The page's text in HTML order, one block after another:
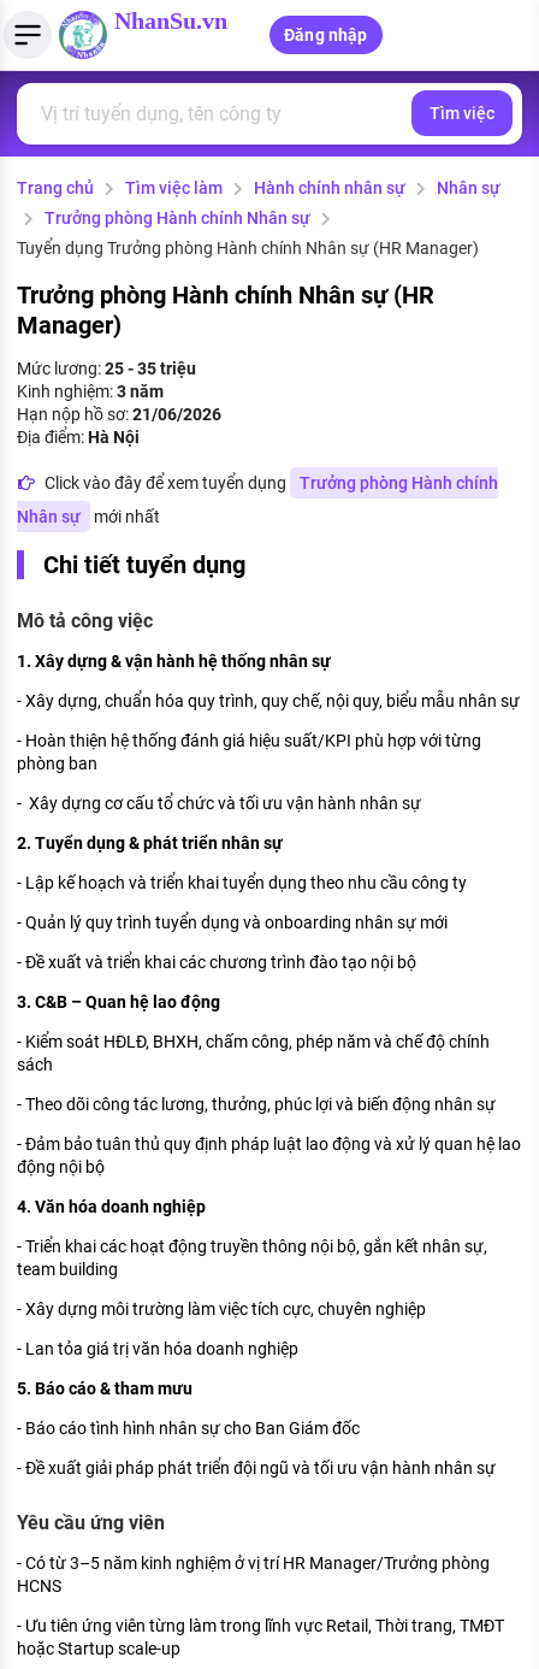
NhanSu.vn
Đăng nhập
Tìm việc làm
Việc làm ngành luật
Việc làm lương cao
Việc làm tốt nhất
CÔNG TY
Danh sách nhà tuyển dụng
Nhà tuyển dụng hàng đầu
Quản lý CV
Tải CV lên
Tạo CV trực tuyến
MẪU CV THEO STYLE
Mẫu CV đơn giản
Mẫu CV hiện đại
Tính lương Gross - Net
Tính thuế thu nhập cá nhân
Tính trợ cấp thất nghiệp
PHÁP LUẬT VIỆT NAM
Văn bản pháp luật
Chính sách mới
PHÁP LUẬT LAO ĐỘNG
Lao động và tiền lương
Thuế thu nhập
Chính sách lao động
KHÁM PHÁ NGHỀ NGHIỆP
Kỹ năng nghề nghiệp
HƯỚNG NGHIỆP VIỆC LÀM
Đặc trưng từng nghề
Xu hướng việc làm
XÂY DỰNG VÀ PHÁT TRIỂN ĐỘI NGŨ
NHÂN SỰ
TUYỂN DỤNG VIỆC LÀM
Tìm việc
Trang chủ Tìm việc làm Hành chính nhân sự
Nhân sự
Trưởng phòng Hành chính Nhân sự
Tuyển dụng Trưởng phòng Hành chính Nhân sự (HR Manager)
Trưởng phòng Hành chính Nhân sự (HR
Manager)
Mức lương:25 - 35 triệu
Kinh nghiệm:3 năm
Hạn nộp hồ sơ:21/06/2026
Địa điểm:Hà Nội
Click vào đây để xem tuyển dụng
Trưởng phòng Hành chính
Nhân sự
mới nhất
Chi tiết tuyển dụng
Mô tả công việc
1. Xây dựng & vận hành hệ thống nhân sự
- Xây dựng, chuẩn hóa quy trình, quy chế, nội quy, biểu mẫu nhân sự
- Hoàn thiện hệ thống đánh giá hiệu suất/KPI phù hợp với từng
phòng ban
- Xây dựng cơ cấu tổ chức và tối ưu vận hành nhân sự
2. Tuyển dụng & phát triển nhân sự
- Lập kế hoạch và triển khai tuyển dụng theo nhu cầu công ty
- Quản lý quy trình tuyển dụng và onboarding nhân sự mới
- Đề xuất và triển khai các chương trình đào tạo nội bộ
3. C&B – Quan hệ lao động
- Kiểm soát HĐLĐ, BHXH, chấm công, phép năm và chế độ chính
sách
- Theo dõi công tác lương, thưởng, phúc lợi và biến động nhân sự
- Đảm bảo tuân thủ quy định pháp luật lao động và xử lý quan hệ lao
động nội bộ
4. Văn hóa doanh nghiệp
- Triển khai các hoạt động truyền thông nội bộ, gắn kết nhân sự,
team building
- Xây dựng môi trường làm việc tích cực, chuyên nghiệp
- Lan tỏa giá trị văn hóa doanh nghiệp
5. Báo cáo & tham mưu
- Báo cáo tình hình nhân sự cho Ban Giám đốc
- Đề xuất giải pháp phát triển đội ngũ và tối ưu vận hành nhân sự
Yêu cầu ứng viên
- Có từ 3–5 năm kinh nghiệm ở vị trí HR Manager/Trưởng phòng
HCNS
- Ưu tiên ứng viên từng làm trong lĩnh vực Retail, Thời trang, TMĐT
hoặc Startup scale-up